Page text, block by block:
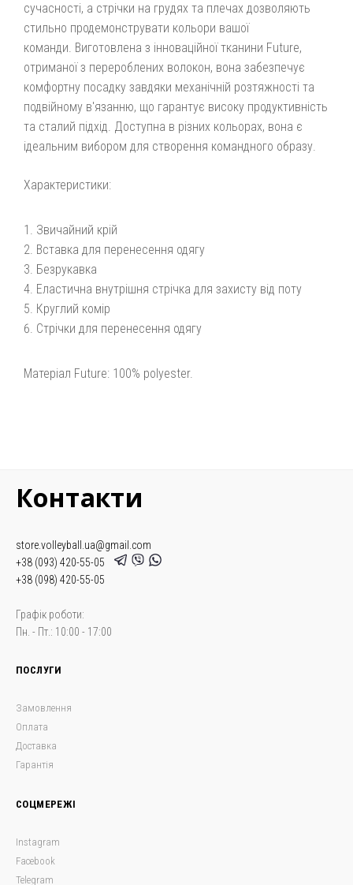
сучасності, а стрічки на грудях та плечах дозволяють
стильно продемонструвати кольори вашої
команди. Виготовлена з інноваційної тканини Future,
отриманої з перероблених волокон, вона забезпечує
комфортну посадку завдяки механічній розтяжності та
подвійному в'язанню, що гарантує високу продуктивність
та сталий підхід. Доступна в різних кольорах, вона є
ідеальним вибором для створення командного образу.
Характеристики:
Звичайний крій
Вставка для перенесення одягу
Безрукавка
Еластична внутрішня стрічка для захисту від поту
Круглий комір
Стрічки для перенесення одягу
Матеріал Future: 100% polyester.
Контакти
store.volleyball.ua@gmail.com
+38 (093) 420-55-05
+38 (098) 420-55-05
Графік роботи:
Пн. - Пт.: 10:00 - 17:00
ПОСЛУГИ
Замовлення
Оплата
Доставка
Гарантія
СОЦМЕРЕЖІ
Instagram
Facebook
Telegram